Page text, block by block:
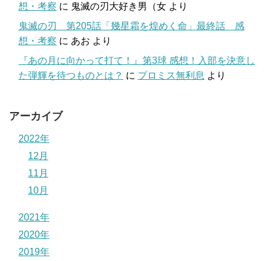
想・考察 に 鬼滅の刃大好き男（女 より
鬼滅の刃 第205話「幾星霜を煌めく命」最終話 感
想・考察 に あお より
『あの月に向かって打て！』第3球 感想！入部を決意し
た弾輝を待つものとは？ に プロミス無利息 より
アーカイブ
2022年
12月
11月
10月
2021年
2020年
2019年